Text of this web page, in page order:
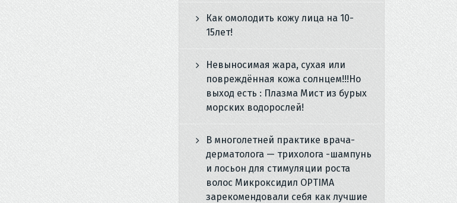
Как омолодить кожу лица на 10-
15лет!
Невыносимая жара, сухая или
повреждённая кожа солнцем!!!Но
выход есть : Плазма Мист из бурых
морских водорослей!
В многолетней практике врача-
дерматолога — трихолога -шампунь
и лосьон для стимуляции роста
волос Микроксидил OPTIMA
зарекомендовали себя как лучшие